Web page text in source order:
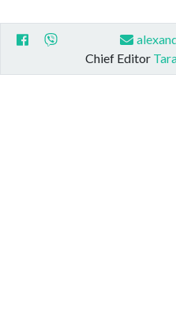
Chief Editor